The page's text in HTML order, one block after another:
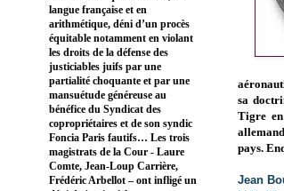
sa
Tigre
pays.
Jean
langue française et en
arithmétique, déni d’un procès
équitable notamment en violant
les droits de la défense des
justiciables juifs par une
partialité choquante et par une
mansuétude généreuse au
bénéfice du Syndicat des
copropriétaires et de son syndic
Foncia Paris fautifs… Les trois
magistrats de la Cour - Laure
Comte, Jean-Loup Carrière,
Frédéric Arbellot – ont infligé un